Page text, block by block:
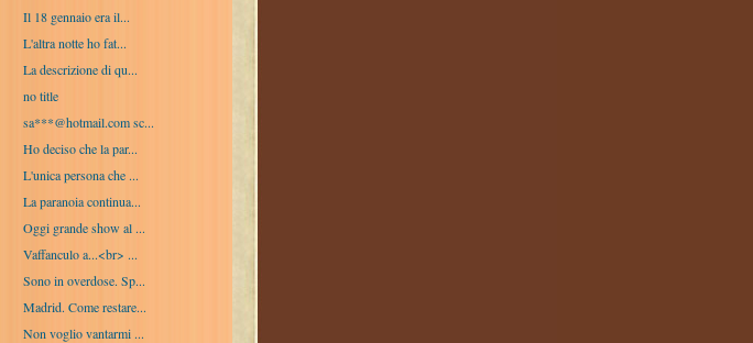
Il 18 gennaio era il...
L'altra notte ho fat...
La descrizione di qu...
no title
sa***@hotmail.com sc...
Ho deciso che la par...
L'unica persona che ...
La paranoia continua...
Oggi grande show al ...
Vaffanculo a...<br> ...
Sono in overdose. Sp...
Madrid. Come restare...
Non voglio vantarmi ...